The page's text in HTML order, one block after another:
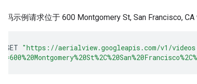
码示例请求位于 600 Montgomery St, San Francisco,
GET "https://aerialview.googleapis.com/v1/